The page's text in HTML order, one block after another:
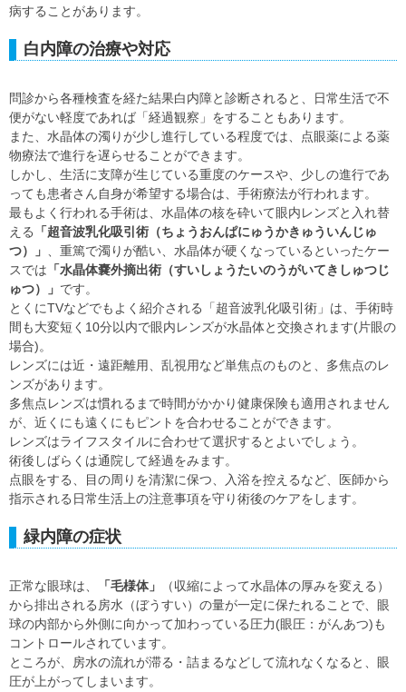
病することがあります。
白内障の治療や対応
問診から各種検査を経た結果白内障と診断されると、日常生活で不
便がない軽度であれば「経過観察」をすることもあります。
また、水晶体の濁りが少し進行している程度では、点眼薬による薬
物療法で進行を遅らせることができます。
しかし、生活に支障が生じている重度のケースや、少しの進行であ
っても患者さん自身が希望する場合は、手術療法が行われます。
最もよく行われる手術は、水晶体の核を砕いて眼内レンズと入れ替
える
「超音波乳化吸引術（ちょうおんぱにゅうかきゅういんじゅ
つ）」
、重篤で濁りが酷い、水晶体が硬くなっているといったケー
スでは 「水晶体嚢外摘出術（すいしょうたいのうがいてきしゅつじ
ゅつ）」 です。
とくにTVなどでもよく紹介される「超音波乳化吸引術」は、手術時
間も大変短く10分以内で眼内レンズが水晶体と交換されます(片眼の
場合)。
レンズには近・遠距離用、乱視用など単焦点のものと、多焦点のレ
ンズがあります。
多焦点レンズは慣れるまで時間がかかり健康保険も適用されません
が、近くにも遠くにもピントを合わせることができます。
レンズはライフスタイルに合わせて選択するとよいでしょう。
術後しばらくは通院して経過をみます。
点眼をする、目の周りを清潔に保つ、入浴を控えるなど、医師から
指示される日常生活上の注意事項を守り術後のケアをします。
緑内障の症状
正常な眼球は、 「毛様体」
（収縮によって水晶体の厚みを変える）
から排出される房水（ぼうすい）の量が一定に保たれることで、眼
球の内部から外側に向かって加わっている圧力(眼圧：がんあつ)も
コントロールされています。
ところが、房水の流れが滞る・詰まるなどして流れなくなると、眼
圧が上がってしまいます。